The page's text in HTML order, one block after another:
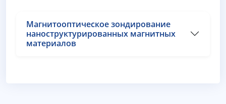
Магнитооптическое зондирование
наноструктурированных магнитных
материалов